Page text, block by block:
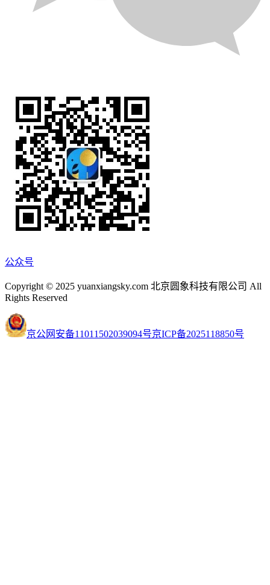
公众号
Copyright © 2025 yuanxiangsky.com 北京圆象科技有限公司 All
Rights Reserved
京公网安备11011502039094号京ICP备2025118850号